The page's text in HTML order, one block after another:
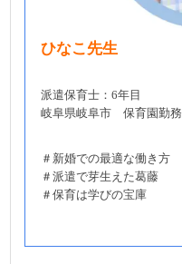
ひなこ先生
派遣保育士：6年目
岐阜県岐阜市 保育園勤務
＃新婚での最適な働き方
＃派遣で芽生えた葛藤
＃保育は学びの宝庫